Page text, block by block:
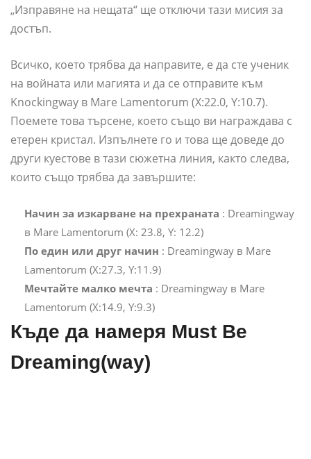
„Изправяне на нещата“ ще отключи тази мисия за
достъп.
Всичко, което трябва да направите, е да сте ученик
на войната или магията и да се отправите към
Knockingway в Mare Lamentorum (X:22.0, Y:10.7).
Поемете това търсене, което също ви награждава с
етерен кристал. Изпълнете го и това ще доведе до
други куестове в тази сюжетна линия, както следва,
които също трябва да завършите:
Начин за изкарване на прехраната : Dreamingway
в Mare Lamentorum (X: 23.8, Y: 12.2)
По един или друг начин : Dreamingway в Mare
Lamentorum (X:27.3, Y:11.9)
Мечтайте малко мечта : Dreamingway в Mare
Lamentorum (X:14.9, Y:9.3)
Къде да намеря Must Be
Dreaming(way)